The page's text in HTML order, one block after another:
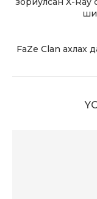
FaZe Clan ахлах